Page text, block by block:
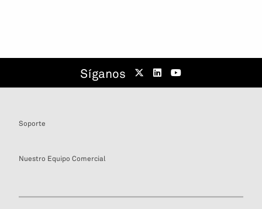
Síganos
Soporte
Nuestro Equipo Comercial